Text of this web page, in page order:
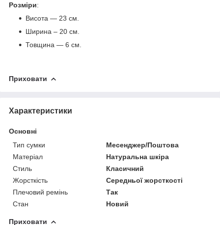
Розміри:
Висота — 23 см.
Ширина – 20 см.
Товщина — 6 см.
Приховати
Характеристики
Основні
Тип сумки
Месенджер/Поштова
Матеріал
Натуральна шкіра
Стиль
Класичний
Жорсткість
Середньої жорсткості
Плечовий ремінь
Так
Стан
Новий
Приховати